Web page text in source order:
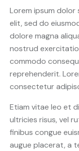
Lorem ipsum
elit, sed do
dolore magna
nostrud
commodo
reprehenderit.
consectetur
Etiam vitae leo et
ultricies risus, vel
finibus congue
augue placerat, a